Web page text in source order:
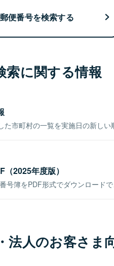
便番号を検索する
索に関する情報
た市町村の一覧を実施日の新しい
2025年度版）
号簿をPDF形式でダウンロードで
法人のお客さま